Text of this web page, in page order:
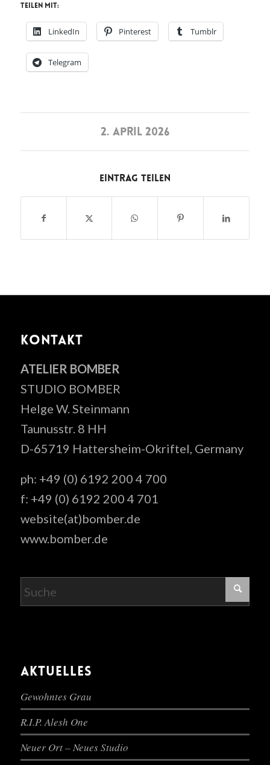
Teilen mit:
LinkedIn Pinterest Tumblr
Telegram
2. APRIL 2026
Eintrag teilen
KONTAKT
ATELIER BOMBER
STUDIO BOMBER
Helge W. Steinmann
Taunusstr. 8 HH
D-65719 Hattersheim-Okriftel, Germany
ph: +49 (0) 6192 200 4 700
f: +49 (0) 6192 200 4 701
website(at)bomber.de
www.bomber.de
AKTUELLES
Gewohntes Grau
R.I.P. Alesh One
Neuer Ort – Neues Studio